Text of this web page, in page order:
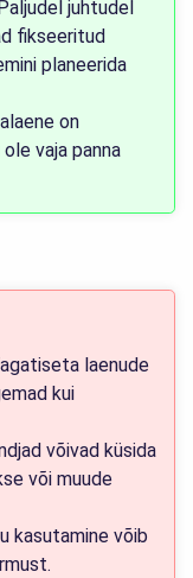
juhtudel
fikseeritud
planeerida
on
vaja panna
laenude
kui
võivad küsida
või muude
kasutamine võib